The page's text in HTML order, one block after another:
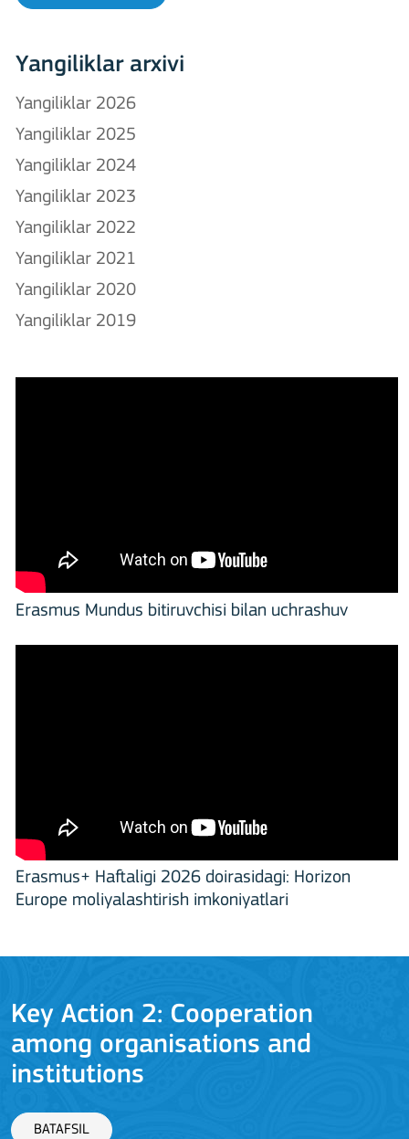
Yangiliklar arxivi
Yangiliklar 2026
Yangiliklar 2025
Yangiliklar 2024
Yangiliklar 2023
Yangiliklar 2022
Yangiliklar 2021
Yangiliklar 2020
Yangiliklar 2019
Erasmus Mundus bitiruvchisi bilan uchrashuv
Erasmus+ Haftaligi 2026 doirasidagi: Horizon
Europe moliyalashtirish imkoniyatlari
Key Action 2: Cooperation
among organisations and
institutions
BATAFSIL